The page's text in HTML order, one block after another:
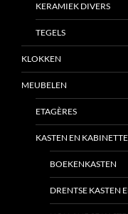
KERAMIEK DIVERS
TEGELS
KLOKKEN
MEUBELEN
ETAGÈRES
KASTEN EN
BOEKENKASTEN
DRENTSE KASTEN